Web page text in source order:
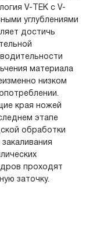
V-TEK с V-
углублениями
достичь
материала
низком
края ножей
этапе
обработки
проходят
заточку.